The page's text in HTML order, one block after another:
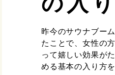
昨今のサウナブー
たことで、女性の
って嬉しい効果が
める基本の入り方